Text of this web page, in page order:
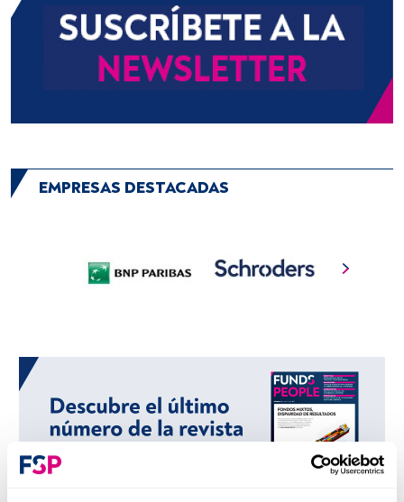
EMPRESAS DESTACADAS